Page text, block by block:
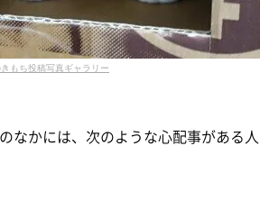
もち投稿写真ギャラリー
なかには、次のような心配事がある